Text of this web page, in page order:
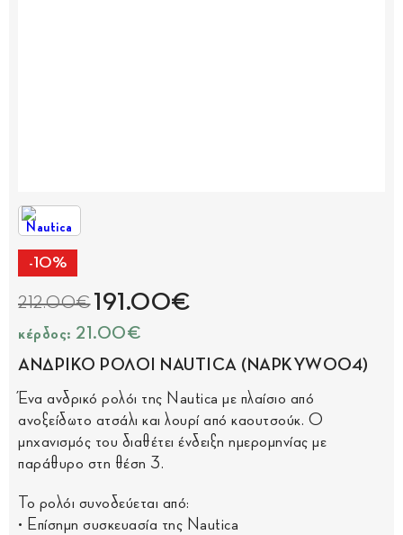
-10%
212.00€ 191.00€
κέρδος: 21.00€
ΑΝΔΡΙΚΟ ΡΟΛΟΙ NAUTICA (NAPKYW004)
Ένα ανδρικό ρολόι της Nautica με πλαίσιο από
ανοξείδωτο ατσάλι και λουρί από καουτσούκ. Ο
μηχανισμός του διαθέτει ένδειξη ημερομηνίας με
παράθυρο στη θέση 3.
Το ρολόι συνοδεύεται από:
• Επίσημη συσκευασία της Nautica